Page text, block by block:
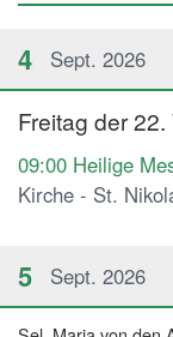
4 Sept. 2026
Freitag der
09:00 Heilige
Kirche - St.
5 Sept. 2026